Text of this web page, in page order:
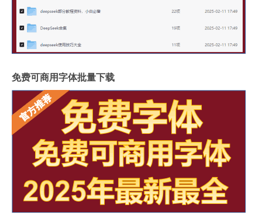
免费可商用字体批量下载